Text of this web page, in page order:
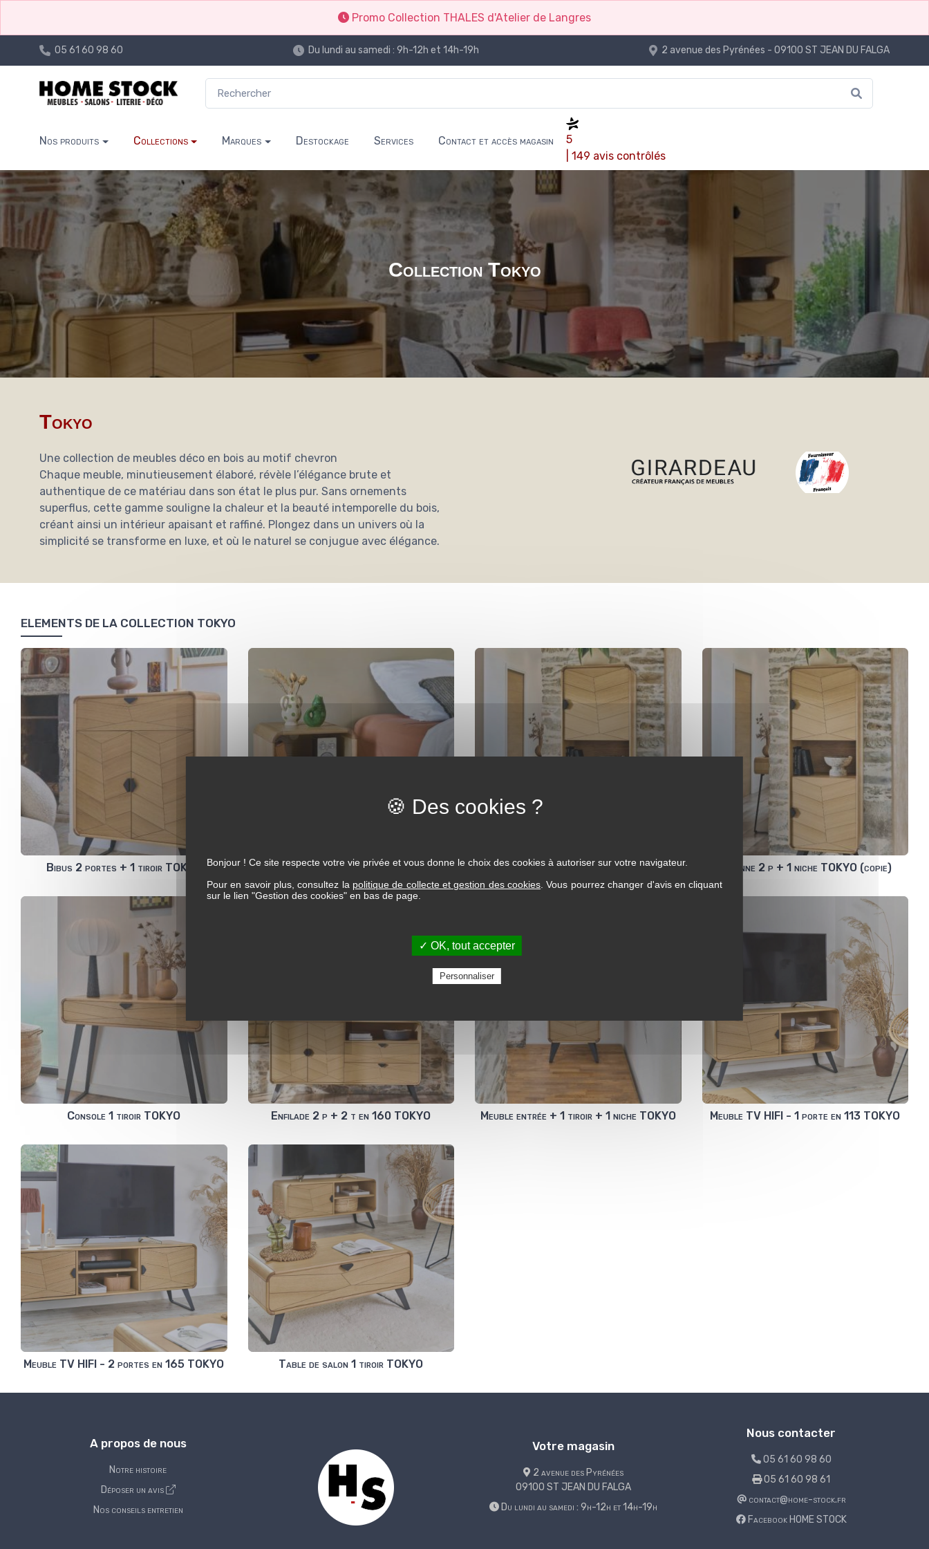
Promo Collection THALES d'Atelier de Langres
05 61 60 98 60 Du lundi au samedi : 9h-12h et 14h-19h 2 avenue des Pyrénées - 09100 ST JEAN DU FALGA
Nos produits Collections Marques Destockage Services Contact et accès magasin
5
| 149 avis contrôlés
Collection Tokyo
Tokyo
Une collection de meubles déco en bois au motif chevron
Chaque meuble, minutieusement élaboré, révèle l’élégance brute et
authentique de ce matériau dans son état le plus pur. Sans ornements
superflus, cette gamme souligne la chaleur et la beauté intemporelle du bois,
créant ainsi un intérieur apaisant et raffiné. Plongez dans un univers où la
simplicité se transforme en luxe, et où le naturel se conjugue avec élégance.
ELEMENTS DE LA COLLECTION TOKYO
Bibus 2 portes + 1 tiroir TOKYO Chevet 1 tiroir + 1 niche TOKYO colonne 2 p + 1 niche TOKYO colonne 2 p + 1 niche TOKYO (copie)
Console 1 tiroir TOKYO Enfilade 2 p + 2 t en 160 TOKYO Meuble entrée + 1 tiroir + 1 niche TOKYO Meuble TV HIFI - 1 porte en 113 TOKYO
Meuble TV HIFI - 2 portes en 165 TOKYO Table de salon 1 tiroir TOKYO
A propos de nous
Notre histoire
Déposer un avis
Nos conseils entretien
Votre magasin
2 avenue des Pyrénées
09100 ST JEAN DU FALGA
Du lundi au samedi : 9h-12h et 14h-19h
Nous contacter
05 61 60 98 60
05 61 60 98 61
contact@home-stock.fr
Facebook HOME STOCK
Bonjour ! Ce site respecte votre vie privée et vous donne le choix des cookies à autoriser sur votre navigateur.
Pour en savoir plus, consultez la politique de collecte et gestion des cookies . Vous pourrez changer d'avis en cliquant
sur le lien "Gestion des cookies" en bas de page.
✓ OK, tout accepter
Personnaliser